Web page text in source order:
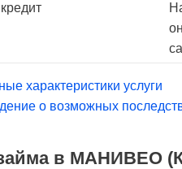
характеристики услуги
о возможных
в МАНИВЕО